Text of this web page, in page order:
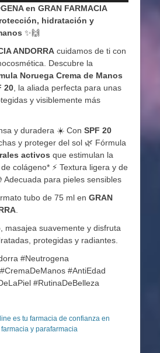
en GRAN FARMACIA
hidratación y
✨🙌
ANDORRA cuidamos de ti con
Descubre la
Noruega Crema de Manos
20 , la aliada perfecta para unas
y visiblemente más
y duradera ☀️ Con SPF 20
y proteger del sol 🌿 Fórmula
activos que estimulan la
colágeno* ⚡ Textura ligera y de
Adecuada para pieles sensibles
tubo de 75 ml en GRAN
masajea suavemente y disfruta
protegidas y radiantes.
#Neutrogena
#AntiEdad
#RutinaDeBelleza
es tu farmacia de confianza en
y parafarmacia